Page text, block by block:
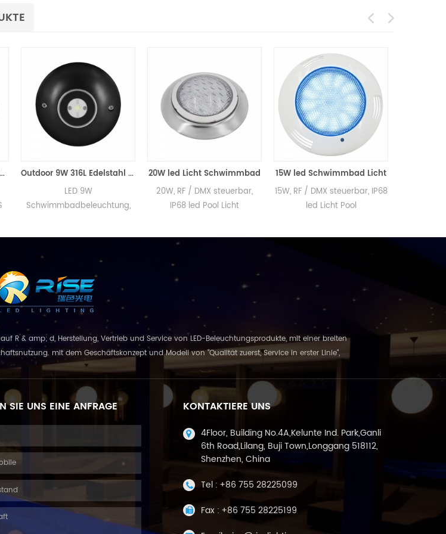
Outdoor 9W 316L Edelstahl IP68 Marine 12V24V LED Poolleuchte
9W CREE
20W led Licht Schwimmbad
20W, RF / DMX steuerbar,
IP68 led Pool Licht
15W led Schwimmbad Licht
15W, RF / DMX steuerbar, IP68
led Licht Pool
PAR56 18W Pool-
216pcs LED-
R & amp; d, Herstellung, Vertrieb und Service von LED-Beleuchtungsprodukte, mit einer breiten
mit dem Geschäftskonzept und Modell von "Qualität zuerst, Service in erster Linie",
kombinie...
SIE UNS EINE ANFRAGE KONTAKTIERE UNS
4Floor, Building No.4A,Kelunte Ind. Park,Ganli
6th Road,Lilang, Buji Town,Longgang 518112,
Shenzhen, China
Tel : +86 755 28225099
Fax : +86 755 28225199